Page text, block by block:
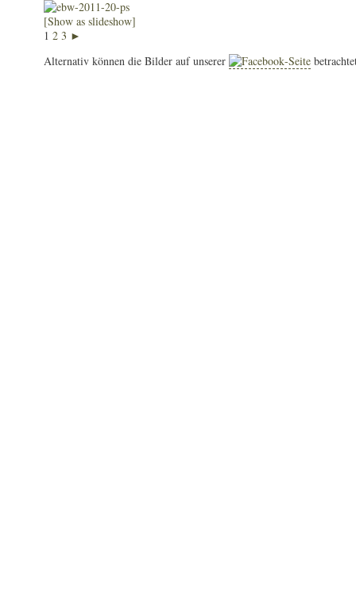
[Show as slideshow]
1 2 3 ►
Alternativ können die Bilder auf unserer
-Seite